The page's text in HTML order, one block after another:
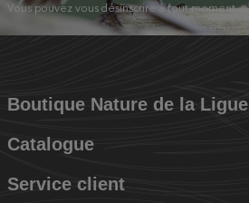
Vous pouvez vous désinscrire à tout moment.
Boutique Nature de la Ligue
Catalogue
Service client